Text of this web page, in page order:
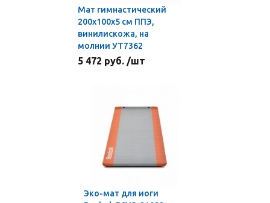
Мат гимнастический
200x100x5 см ППЭ,
винилискожа, на
молнии УТ7362
5 472 руб. /шт
Эко-мат для иоги